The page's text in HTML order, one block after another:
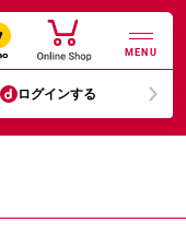
MENU
ログインする